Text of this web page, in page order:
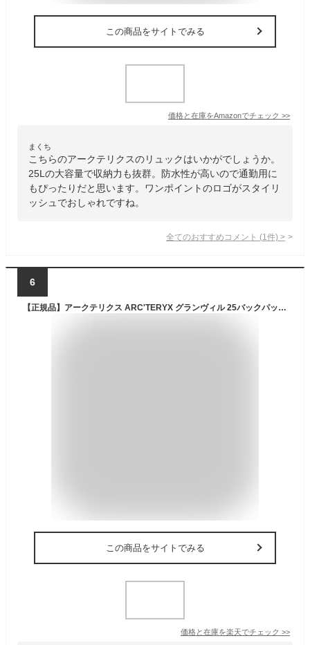
この商品をサイトでみる
価格と在庫をAmazonでチェック >>
まくち
こちらのアークテリクスのリュックはいかがでしょうか。
25Lの大容量で収納力も抜群。防水性が高いので通勤用に
もぴったりだと思います。ワンポイントのロゴがスタイリ
ッシュでおしゃれですね。
全てのおすすめコメント (1 件) >
6
【正規品】アークテリクス ARC'TERYX グランヴィル 25バックパック X00000962501 black Granville 25 Backpack リュックカバン 耐水性バックパック ファッション 25リットル 通勤通学 カジュアル タウンユース
この商品をサイトでみる
価格と在庫を楽天でチェック >>